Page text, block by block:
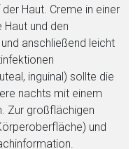
Haut. Creme in einer
Haut und den
anschließend leicht
inguinal) sollte die
nachts mit einem
Zur großflächigen
und